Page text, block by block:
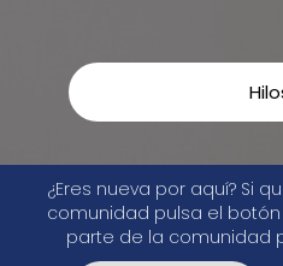
¿Eres nueva por aquí? Si
comunidad pulsa el botón
parte de la comunidad